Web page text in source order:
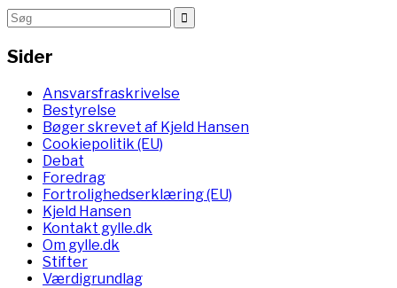
Sider
Ansvarsfraskrivelse
Bestyrelse
Bøger skrevet af Kjeld Hansen
Cookiepolitik (EU)
Debat
Foredrag
Fortrolighedserklæring (EU)
Kjeld Hansen
Kontakt gylle.dk
Om gylle.dk
Stifter
Værdigrundlag